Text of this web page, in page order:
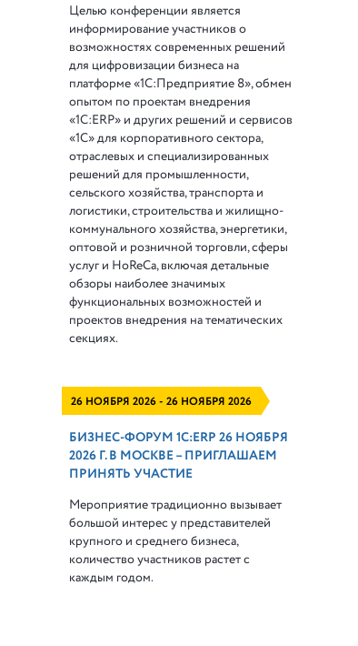
Целью конференции является
информирование участников о
возможностях современных решений
для цифровизации бизнеса на
платформе «1С:Предприятие 8», обмен
опытом по проектам внедрения
«1С:ERP» и других решений и сервисов
«1С» для корпоративного сектора,
отраслевых и специализированных
решений для промышленности,
сельского хозяйства, транспорта и
логистики, строительства и жилищно-
коммунального хозяйства, энергетики,
оптовой и розничной торговли, сферы
услуг и HoReCa, включая детальные
обзоры наиболее значимых
функциональных возможностей и
проектов внедрения на тематических
секциях.
26 НОЯБРЯ 2026 - 26 НОЯБРЯ 2026
БИЗНЕС-ФОРУМ 1С:ERP 26 НОЯБРЯ
2026 Г. В МОСКВЕ – ПРИГЛАШАЕМ
ПРИНЯТЬ УЧАСТИЕ
Мероприятие традиционно вызывает
большой интерес у представителей
крупного и среднего бизнеса,
количество участников растет с
каждым годом.